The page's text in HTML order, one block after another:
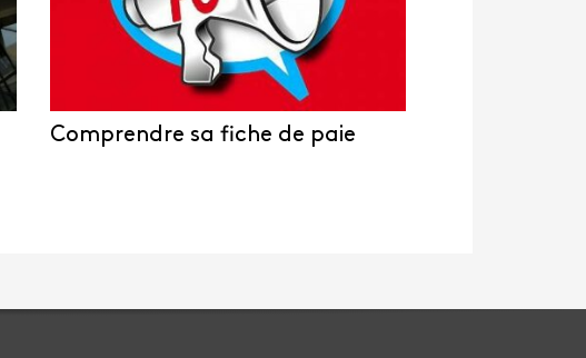
Comprendre sa fiche de paie